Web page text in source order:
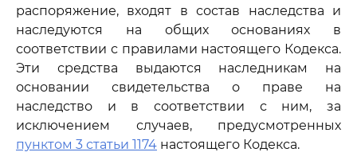
распоряжение, входят в состав наследства и
наследуются на общих основаниях в
соответствии с правилами настоящего Кодекса.
Эти средства выдаются наследникам на
основании свидетельства о праве на
наследство и в соответствии с ним, за
исключением случаев, предусмотренных
пунктом 3 статьи 1174 настоящего Кодекса.